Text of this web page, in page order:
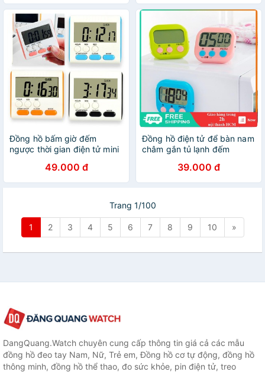
Đồng hồ bấm giờ đếm
ngược thời gian điện tử mini
49.000 đ
Đồng hồ điện tử để bàn nam
châm gắn tủ lạnh đếm
39.000 đ
Trang 1/100
1 2 3 4 5 6 7 8 9 10 »
DangQuang.Watch chuyên cung cấp thông tin giá cả các mẫu
đồng hồ đeo tay Nam, Nữ, Trẻ em, Đồng hồ cơ tự động, đồng hồ
thông minh, đồng hồ thể thao, đo sức khỏe, pin điện tử, treo